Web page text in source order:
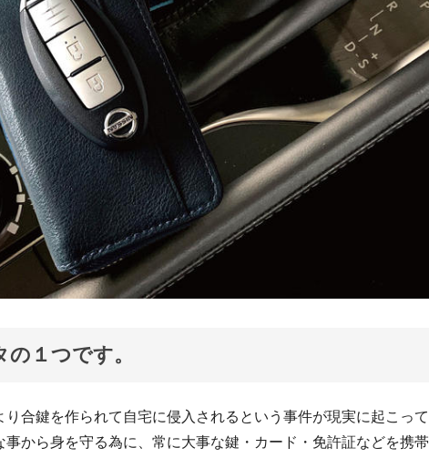
１つです。
合鍵を作られて自宅に侵入されるという事件が現実に起こって
事から身を守る為に、常に大事な鍵・カード・免許証などを携帯